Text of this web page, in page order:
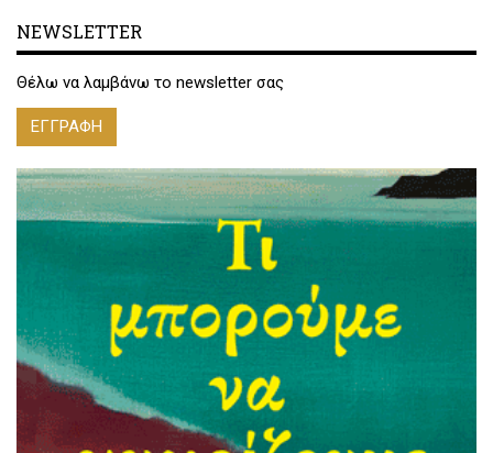
NEWSLETTER
Θέλω να λαμβάνω το newsletter σας
ΕΓΓΡΑΦΗ